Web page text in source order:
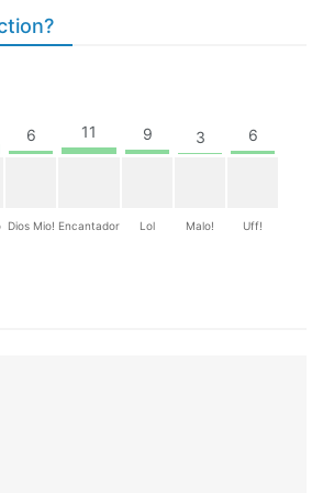
6
Dios Mio!
11
Encantador
9
Lol
3
Malo!
6
Uff!